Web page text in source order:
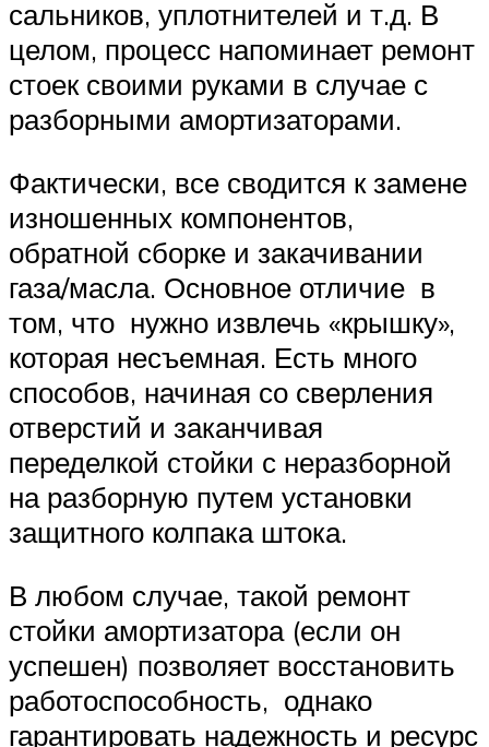
сальников, уплотнителей и т.д. В
целом, процесс напоминает ремонт
стоек своими руками в случае с
разборными амортизаторами.
Фактически, все сводится к замене
изношенных компонентов,
обратной сборке и закачивании
газа/масла. Основное отличие в
том, что нужно извлечь «крышку»,
которая несъемная. Есть много
способов, начиная со сверления
отверстий и заканчивая
переделкой стойки с неразборной
на разборную путем установки
защитного колпака штока.
В любом случае, такой ремонт
стойки амортизатора (если он
успешен) позволяет восстановить
работоспособность, однако
гарантировать надежность и ресурс